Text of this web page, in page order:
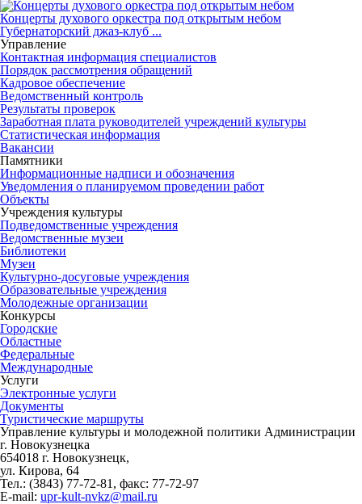
Концерты духового оркестра под открытым небом
Губернаторский джаз-клуб ...
Управление
Контактная информация специалистов
Порядок рассмотрения обращений
Кадровое обеспечение
Ведомственный контроль
Результаты проверок
Заработная плата руководителей учреждений культуры
Статистическая информация
Вакансии
Памятники
Информационные надписи и обозначения
Уведомления о планируемом проведении работ
Объекты
Учреждения культуры
Подведомственные учреждения
Ведомственные музеи
Библиотеки
Музеи
Культурно-досуговые учреждения
Образовательные учреждения
Молодежные организации
Конкурсы
Городские
Областные
Федеральные
Международные
Услуги
Электронные услуги
Документы
Туристические маршруты
Управление культуры и молодежной политики Администрации
г. Новокузнецка
654018 г. Новокузнецк,
ул. Кирова, 64
Тел.: (3843) 77-72-81 , факс: 77-72-97
E-mail: upr-kult-nvkz@mail.ru